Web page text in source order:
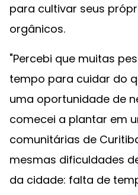
para cultivar seus
orgânicos.
"Percebi que muitas
tempo para cuidar do
uma oportunidade de
comecei a plantar em
comunitárias de
mesmas dificuldades
da cidade: falta de